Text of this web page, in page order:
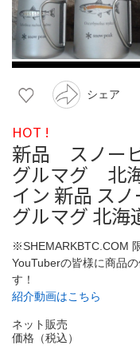
シェア
HOT !
新品 スノー
グルマグ 北
イン 新品 ス
グルマグ 北海
※SHEMARKBTC.COM
YouTuberの皆様に商品
す！
紹介動画はこちら
ネット販売
価格（税込）